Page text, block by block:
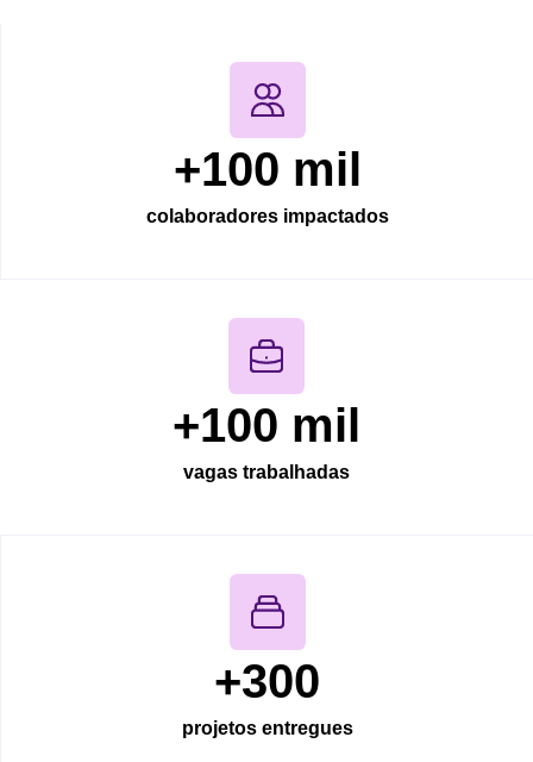
colaboradores impactados
+100 mil
vagas trabalhadas
+100 mil
projetos entregues
+300